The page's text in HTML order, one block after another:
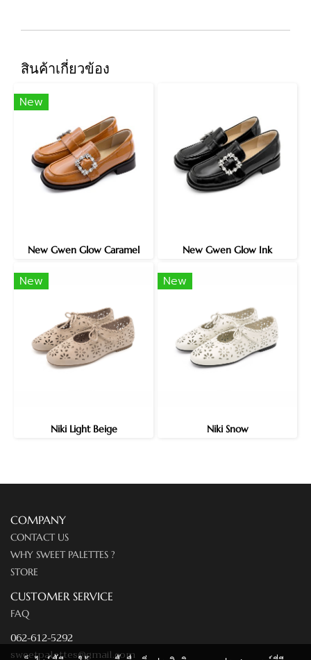
สินค้าเกี่ยวข้อง
New
New Gwen Glow Caramel New Gwen Glow Ink
New
Niki Light Beige
New
Niki Snow
COMPANY
CONTACT US
WHY SWEET PALETTES ?
STORE
CUSTOMER SERVICE
FAQ
062-612-5292
sweetpalettes@gmail.com